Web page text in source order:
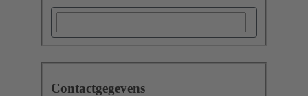
Contactgegevens